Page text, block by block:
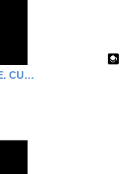
BASE AÉREA DE GETAFE. CUARTO DE PRIMARIA. QUINTA PARTE.